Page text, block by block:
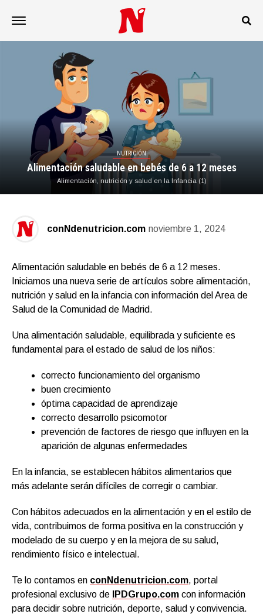
NUTRICIÓN
Alimentación saludable en bebés de 6 a 12 meses
Alimentación, nutrición y salud en la Infancia (1)
conNdenutricion.com noviembre 1, 2024
Alimentación saludable en bebés de 6 a 12 meses.
Iniciamos una nueva serie de artículos sobre alimentación,
nutrición y salud en la infancia con información del Area de
Salud de la Comunidad de Madrid.
Una alimentación saludable, equilibrada y suficiente es
fundamental para el estado de salud de los niños:
correcto funcionamiento del organismo
buen crecimiento
óptima capacidad de aprendizaje
correcto desarrollo psicomotor
prevención de factores de riesgo que influyen en la
aparición de algunas enfermedades
En la infancia, se establecen hábitos alimentarios que
más adelante serán difíciles de corregir o cambiar.
Con hábitos adecuados en la alimentación y en el estilo de
vida, contribuimos de forma positiva en la construcción y
modelado de su cuerpo y en la mejora de su salud,
rendimiento físico e intelectual.
Te lo contamos en conNdenutricion.com, portal
profesional exclusivo de
IPDGrupo.com con información
para decidir sobre nutrición, deporte, salud y convivencia.